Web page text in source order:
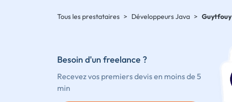
Tous les prestataires > Développeurs Java > Guytfouy
Besoin d'un freelance ?
Recevez vos premiers devis en moins de 5
min